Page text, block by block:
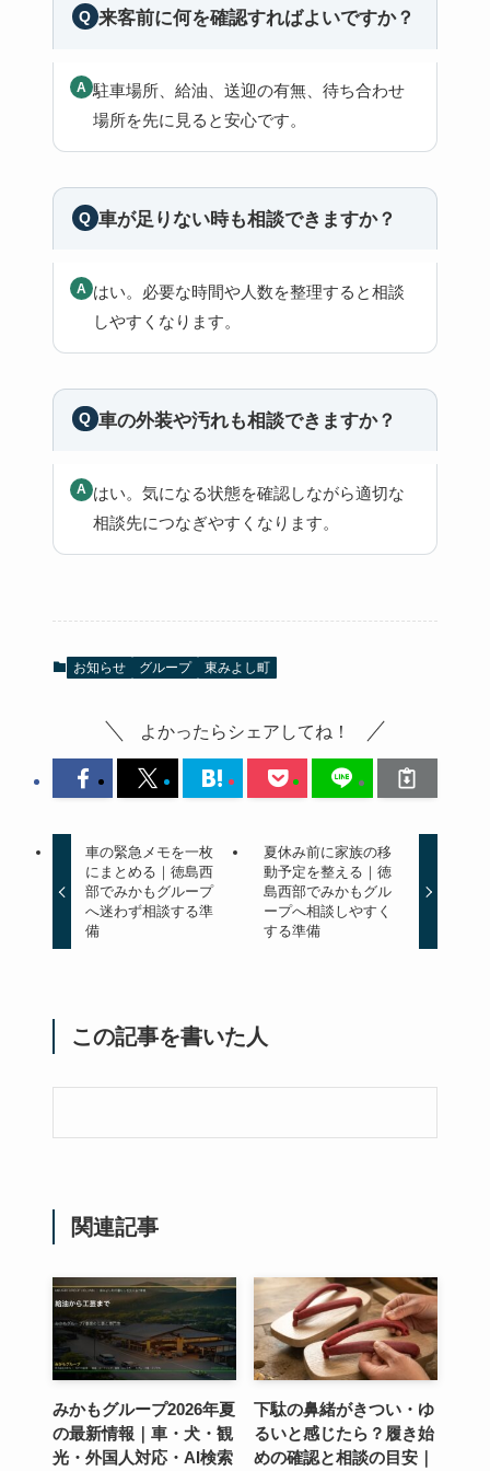
来客前に何を確認すればよいですか？
駐車場所、給油、送迎の有無、待ち合わせ
場所を先に見ると安心です。
車が足りない時も相談できますか？
はい。必要な時間や人数を整理すると相談
しやすくなります。
車の外装や汚れも相談できますか？
はい。気になる状態を確認しながら適切な
相談先につなぎやすくなります。
お知らせ グループ 東みよし町
よかったらシェアしてね！
車の緊急メモを一枚
にまとめる｜徳島西
部でみかもグループ
へ迷わず相談する準
備
夏休み前に家族の移
動予定を整える｜徳
島西部でみかもグル
ープへ相談しやすく
する準備
この記事を書いた人
関連記事
みかもグループ2026年夏
の最新情報｜車・犬・観
光・外国人対応・AI検索
下駄の鼻緒がきつい・ゆ
るいと感じたら？履き始
めの確認と相談の目安｜